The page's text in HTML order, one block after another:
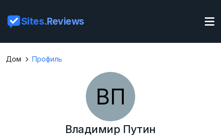
Sites.Reviews
Дом Профиль
Владимир Путин